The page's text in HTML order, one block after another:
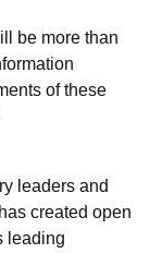
be more than
of these
leaders and
created open
leading